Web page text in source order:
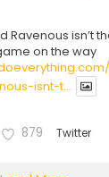
Ravenous isn’t
on the way
isnt-t...
879 Twitter